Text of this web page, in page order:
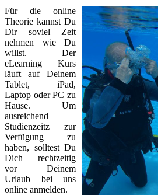
Für die online
Theorie kannst Du
Dir soviel Zeit
nehmen wie Du
willst. Der
eLearning Kurs
läuft auf Deinem
Tablet, iPad,
Laptop oder PC zu
Hause. Um
ausreichend
Studienzeitz zur
Verfügung zu
haben, solltest Du
Dich rechtzeitig
vor Deinem
Urlaub bei uns
online anmelden.